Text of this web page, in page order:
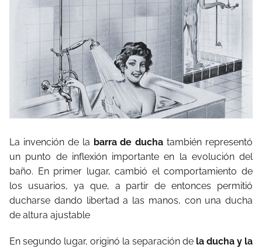
La invención de la barra de ducha también representó
un punto de inflexión importante en la evolución del
baño. En primer lugar, cambió el comportamiento de
los usuarios, ya que, a partir de entonces permitió
ducharse dando libertad a las manos, con una ducha
de altura ajustable
En segundo lugar, originó la separación de la ducha y la